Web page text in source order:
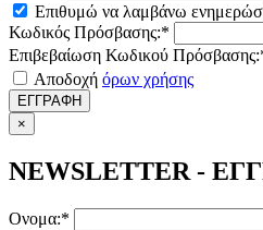
Επιθυμώ να λαμβάνω
Κωδικός Πρόσβασης:*
Επιβεβαίωση Κωδικού
Αποδοχή όρων χρήσης
ΕΓΓΡΑΦΗ
×
NEWSLETTER -
Ονομα:*